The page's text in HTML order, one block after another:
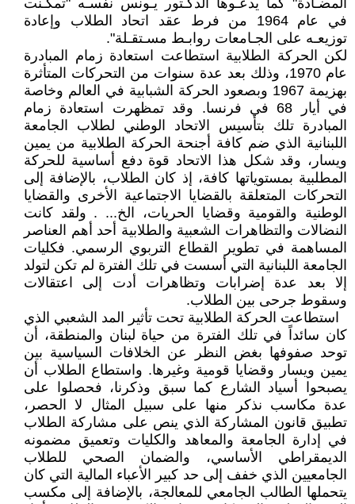
المضـادة" كما يدعـوها الدكـتور يـونس نفسـه "تمكـنت
في عام 1964 من فرط عقد اتحاد الطلاب وإعادة
توزيعـه على الجـامعات روابـط مسـتقـلة".
لكن الحركة الطلابية استطاعت استعادة زمام المبادرة
عام 1970، وذلك بعد عدة سنوات من التحركات المتأثرة
بهزيمة 1967 وبصعود الحركة الشبابية في العالم وخاصة
في أيار 68 في فرنسا. وقد تمظهرت استعادة زمام
المبادرة تلك بتأسيس الاتحاد الوطني لطلاب الجامعة
اللبنانية الذي ضم كافة أجنحة الحركة الطلابية من يمين
ويسار، وقد شكل هذا الاتحاد قوة دفع أساسية للحركة
المطلبية بمستوياتها كافة، إذ كان الطلاب، بالإضافة إلى
التحركات المتعلقة بالقضايا الاجتماعية الأخرى والقضايا
الوطنية والقومية وقضايا الحريات، الخ... . ولقد كانت
النضالات والتظاهرات الشعبية والطلابية أحد أهم العناصر
المساهمة في تطوير القطاع التربوي الرسمي. فكليات
الجامعة اللبنانية التي أسست في تلك الفترة لم تكن لتولد
إلا بعد عدة إضرابات وتظاهرات أدت إلى اعتقالات
وسقوط جرحى بين الطلاب.
استطاعت الحركة الطلابية تحت تأثير المد الشعبي الذي
كان سائداً في تلك الفترة من حياة لبنان والمنطقة، أن
توحد صفوفها بغض النظر عن الخلافات السياسية بين
يمين ويسار وقضايا قومية وغيرها. واستطاع الطلاب أن
يصبحوا أسياد الشارع كما سبق وذكرنا، فحصلوا على
عدة مكاسب نذكر منها على سبيل المثال لا الحصر،
تطبيق قانون المشاركة الذي ينص على مشاركة الطلاب
في إدارة الجامعة والمعاهد والكليات وتعميق مضمونه
الديمقراطي الأساسي، والضمان الصحي للطلاب
الجامعيين الذي خفف إلى حد كبير الأعباء المالية التي كان
يتحملها الطالب الجامعي للمعالجة، بالإضافة إلى مكسب